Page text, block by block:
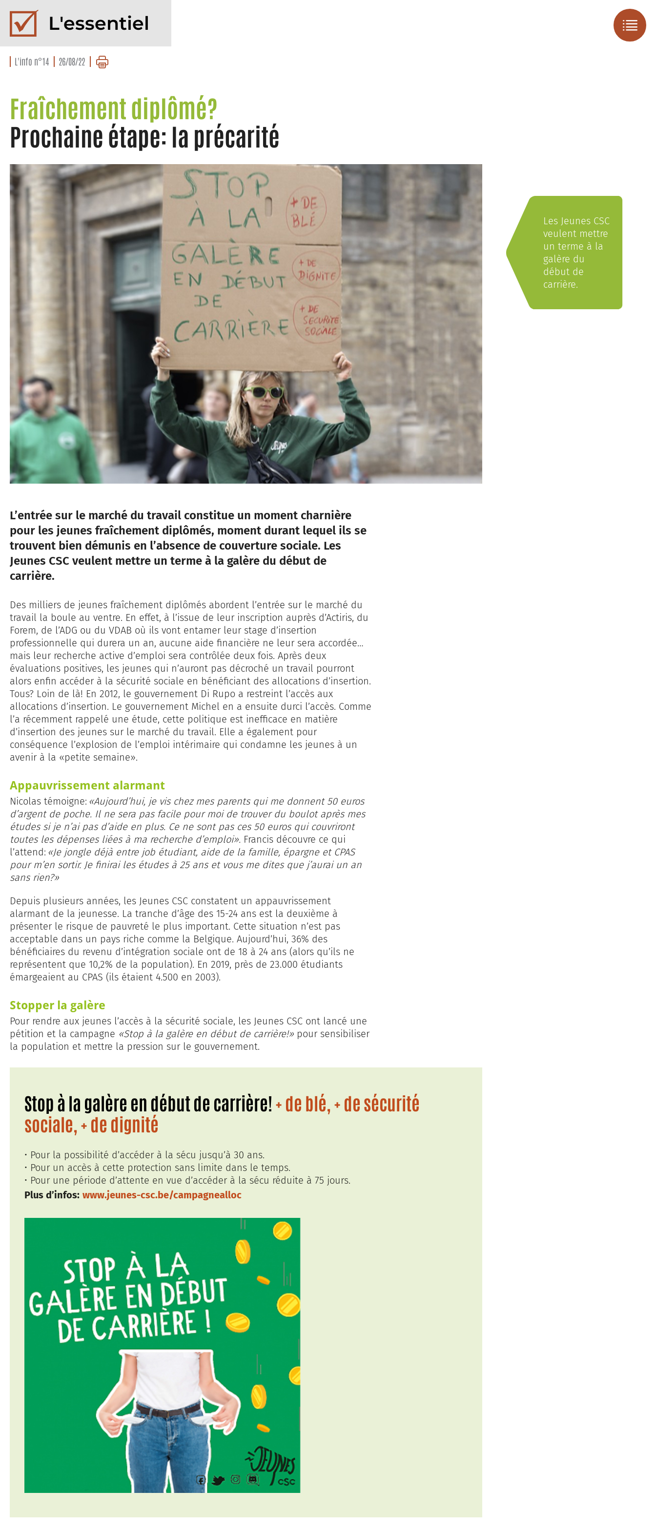
L'essentiel
L'info n°14 26/08/22
Fraîchement diplômé?
Prochaine étape: la précarité
Les Jeunes CSC
veulent mettre
un terme à la
galère du
début de
carrière.
L’entrée sur le marché du travail constitue un moment charnière
pour les jeunes fraîchement diplômés, moment durant lequel ils se
trouvent bien démunis en l’absence de couverture sociale. Les
Jeunes CSC veulent mettre un terme à la galère du début de
carrière.
Des milliers de jeunes fraîchement diplômés abordent l’entrée sur le marché du
travail la boule au ventre. En effet, à l’issue de leur inscription auprès d’Actiris, du
Forem, de l’ADG ou du VDAB où ils vont entamer leur stage d’insertion
professionnelle qui durera un an, aucune aide financière ne leur sera accordée…
mais leur recherche active d’emploi sera contrôlée deux fois. Après deux
évaluations positives, les jeunes qui n’auront pas décroché un travail pourront
alors enfin accéder à la sécurité sociale en bénéficiant des allocations d’insertion.
Tous? Loin de là! En 2012, le gouvernement Di Rupo a restreint l’accès aux
allocations d’insertion. Le gouvernement Michel en a ensuite durci l’accès. Comme
l’a récemment rappelé une étude, cette politique est inefficace en matière
d’insertion des jeunes sur le marché du travail. Elle a également pour
conséquence l’explosion de l’emploi intérimaire qui condamne les jeunes à un
avenir à la «petite semaine».
Appauvrissement alarmant
Nicolas témoigne: «Aujourd’hui, je vis chez mes parents qui me donnent 50 euros
d’argent de poche. Il ne sera pas facile pour moi de trouver du boulot après mes
études si je n’ai pas d’aide en plus. Ce ne sont pas ces 50 euros qui couvriront
toutes les dépenses liées à ma recherche d’emploi». Francis découvre ce qui
l’attend: «Je jongle déjà entre job étudiant, aide de la famille, épargne et CPAS
pour m’en sortir. Je finirai les études à 25 ans et vous me dites que j’aurai un an
sans rien?»
Depuis plusieurs années, les Jeunes CSC constatent un appauvrissement
alarmant de la jeunesse. La tranche d’âge des 15-24 ans est la deuxième à
présenter le risque de pauvreté le plus important. Cette situation n’est pas
acceptable dans un pays riche comme la Belgique. Aujourd’hui, 36% des
bénéficiaires du revenu d’intégration sociale ont de 18 à 24 ans (alors qu’ils ne
représentent que 10,2% de la population). En 2019, près de 23.000 étudiants
émargeaient au CPAS (ils étaient 4.500 en 2003).
Stopper la galère
Pour rendre aux jeunes l’accès à la sécurité sociale, les Jeunes CSC ont lancé une
pétition et la campagne «Stop à la galère en début de carrière!» pour sensibiliser
la population et mettre la pression sur le gouvernement.
Stop à la galère en début de carrière!+ de blé, + de sécurité
sociale, + de dignité
• Pour la possibilité d’accéder à la sécu jusqu’à 30 ans.
• Pour un accès à cette protection sans limite dans le temps.
• Pour une période d’attente en vue d’accéder à la sécu réduite à 75 jours.
Plus d’infos: www.jeunes-csc.be/campagnealloc